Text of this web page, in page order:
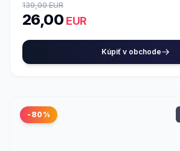
139,00 EUR
26,00 EUR
Kúpiť v obchode
-80%